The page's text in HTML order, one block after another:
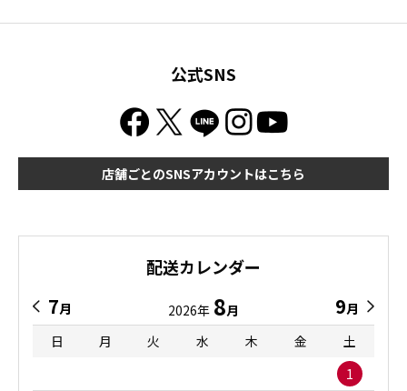
公式SNS
店舗ごとのSNSアカウントはこちら
配送カレンダー
7月 2026年 8月 9月
日
月 火 水 木 金
土
1